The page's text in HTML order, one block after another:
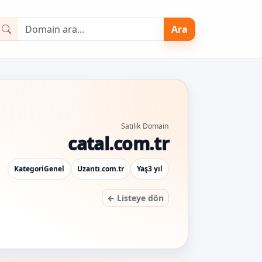
Ara
Satılık Domain
catal.com.tr
KategoriGenel Uzantı.com.tr Yaş3 yıl
← Listeye dön